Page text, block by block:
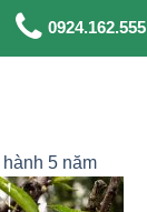
0924.162.555
5 năm